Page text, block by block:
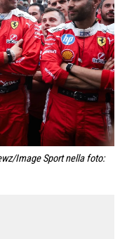
Image Sport nella foto: